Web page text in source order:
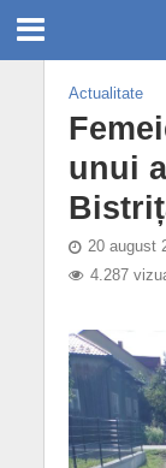
Actualitate
unui
20 august
4.287